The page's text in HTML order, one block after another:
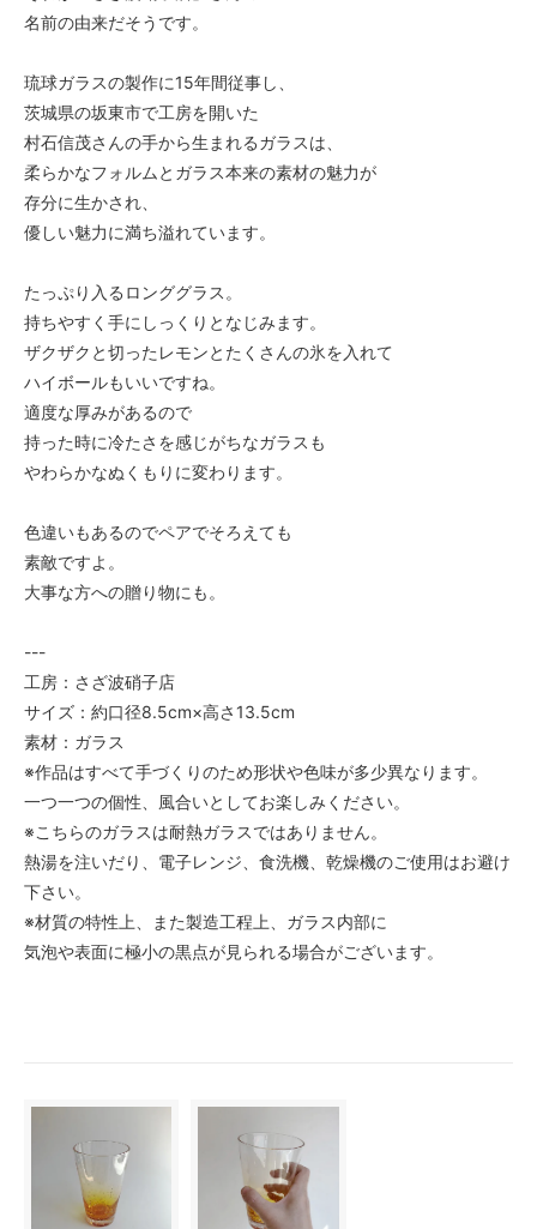
名前の由来だそうです。
琉球ガラスの製作に15年間従事し、
茨城県の坂東市で工房を開いた
村石信茂さんの手から生まれるガラスは、
柔らかなフォルムとガラス本来の素材の魅力が
存分に生かされ、
優しい魅力に満ち溢れています。
たっぷり入るロンググラス。
持ちやすく手にしっくりとなじみます。
ザクザクと切ったレモンとたくさんの氷を入れて
ハイボールもいいですね。
適度な厚みがあるので
持った時に冷たさを感じがちなガラスも
やわらかなぬくもりに変わります。
色違いもあるのでペアでそろえても
素敵ですよ。
大事な方への贈り物にも。
---
工房：さざ波硝子店
サイズ：約口径8.5cm×高さ13.5cm
素材：ガラス
※作品はすべて手づくりのため形状や色味が多少異なります。
一つ一つの個性、風合いとしてお楽しみください。
※こちらのガラスは耐熱ガラスではありません。
熱湯を注いだり、電子レンジ、食洗機、乾燥機のご使用はお避け
下さい。
※材質の特性上、また製造工程上、ガラス内部に
気泡や表面に極小の黒点が見られる場合がございます。